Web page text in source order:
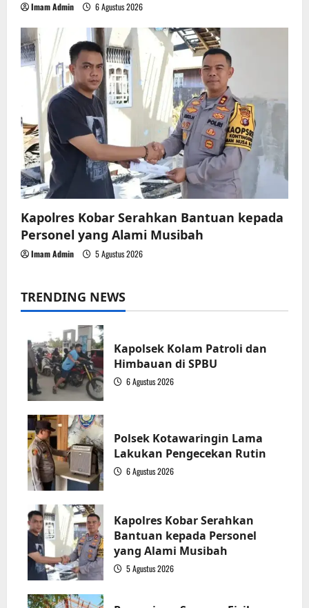
Imam Admin 6 Agustus 2026
Kapolres Kobar Serahkan Bantuan kepada
Personel yang Alami Musibah
Imam Admin 5 Agustus 2026
TRENDING NEWS
Kapolsek Kolam Patroli dan
Himbauan di SPBU
6 Agustus 2026
Polsek Kotawaringin Lama
Lakukan Pengecekan Rutin
6 Agustus 2026
Kapolres Kobar Serahkan
Bantuan kepada Personel
yang Alami Musibah
5 Agustus 2026